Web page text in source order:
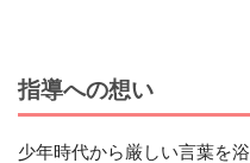
指導への想い
少年時代から厳しい言葉を